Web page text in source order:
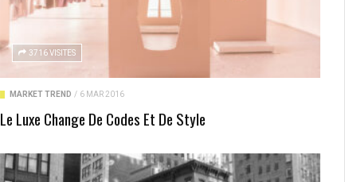
3716 VISITES
MARKET TREND / 6 MAR 2016
Le Luxe Change De Codes Et De Style